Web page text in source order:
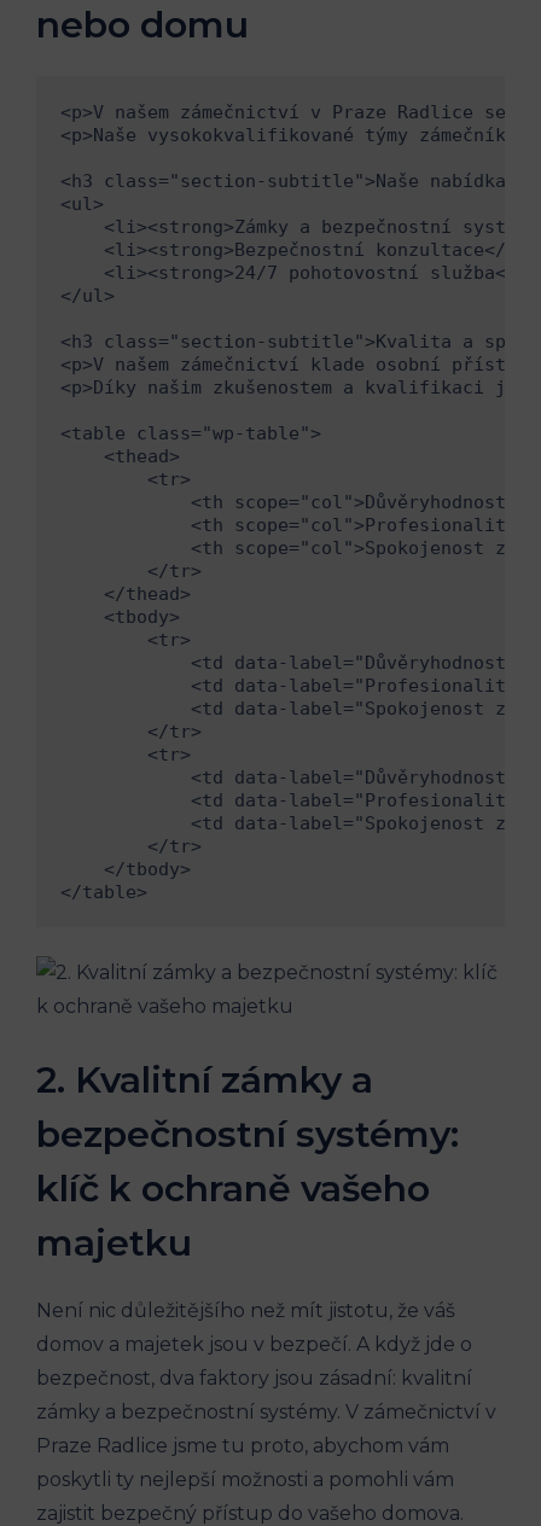
nebo domu
<p>V našem zámečnictví v Praze Radlice
<p>Naše vysokokvalifikované týmy
<h3 class="section-subtitle">Naše nabídka
<ul>
<li><strong>Zámky a bezpečnostní
<li><strong>Bezpečnostní konzultace</
<li><strong>24/7 pohotovostní služba</
</ul>
<h3 class="section-subtitle">Kvalita a
<p>V našem zámečnictví klade osobní
<p>Díky našim zkušenostem a kvalifikaci
<table class="wp-table">
    <thead>
        <tr>
<th scope="col">Důvěryhodnost</
<th
<th scope="col">Spokojenost
        </tr>
    </thead>
    <tbody>
        <tr>
<td data-
<td data-
<td data-label="Spokojenost
        </tr>
        <tr>
<td data-
<td data-
<td data-label="Spokojenost
        </tr>
    </tbody>
</table>
2. Kvalitní zámky a
bezpečnostní systémy:
klíč k ochraně vašeho
majetku
Není nic důležitějšího než mít jistotu, že váš
domov a majetek jsou v bezpečí. A když jde o
bezpečnost, dva faktory jsou zásadní: kvalitní
zámky a bezpečnostní systémy. V zámečnictví v
Praze Radlice jsme tu proto, abychom vám
poskytli ty nejlepší možnosti a pomohli vám
zajistit bezpečný přístup do vašeho domova.